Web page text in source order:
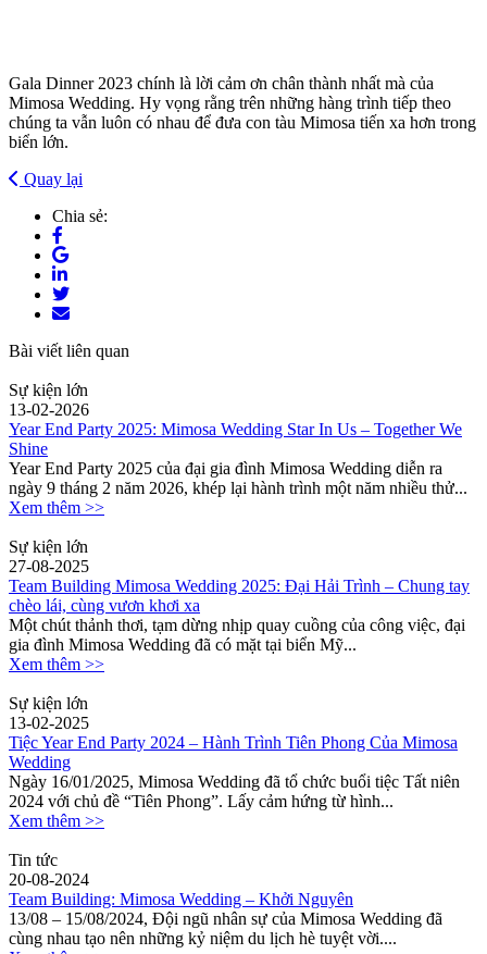
Gala Dinner 2023 chính là lời cảm ơn chân thành nhất mà của
Mimosa Wedding. Hy vọng rằng trên những hàng trình tiếp theo
chúng ta vẫn luôn có nhau để đưa con tàu Mimosa tiến xa hơn trong
biển lớn.
Quay lại
Chia sẻ:
Bài viết liên quan
Sự kiện lớn
13-02-2026
Year End Party 2025: Mimosa Wedding Star In Us – Together We
Shine
Year End Party 2025 của đại gia đình Mimosa Wedding diễn ra
ngày 9 tháng 2 năm 2026, khép lại hành trình một năm nhiều thử...
Xem thêm >>
Sự kiện lớn
27-08-2025
Team Building Mimosa Wedding 2025: Đại Hải Trình – Chung tay
chèo lái, cùng vươn khơi xa
Một chút thảnh thơi, tạm dừng nhịp quay cuồng của công việc, đại
gia đình Mimosa Wedding đã có mặt tại biển Mỹ...
Xem thêm >>
Sự kiện lớn
13-02-2025
Tiệc Year End Party 2024 – Hành Trình Tiên Phong Của Mimosa
Wedding
Ngày 16/01/2025, Mimosa Wedding đã tổ chức buổi tiệc Tất niên
2024 với chủ đề “Tiên Phong”. Lấy cảm hứng từ hình...
Xem thêm >>
Tin tức
20-08-2024
Team Building: Mimosa Wedding – Khởi Nguyên
13/08 – 15/08/2024, Đội ngũ nhân sự của Mimosa Wedding đã
cùng nhau tạo nên những kỷ niệm du lịch hè tuyệt vời....